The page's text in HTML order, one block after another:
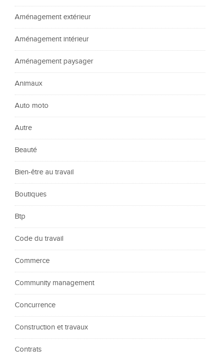
Aménagement extérieur
Aménagement intérieur
Aménagement paysager
Animaux
Auto moto
Autre
Beauté
Bien-être au travail
Boutiques
Btp
Code du travail
Commerce
Community management
Concurrence
Construction et travaux
Contrats